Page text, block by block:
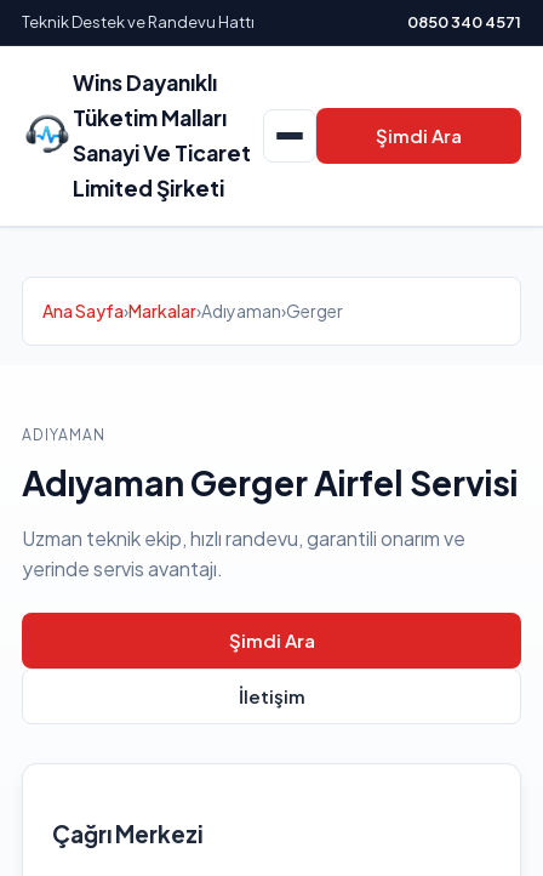
Teknik Destek ve Randevu Hattı 0850 340 4571
Wins Dayanıklı
Tüketim Malları
Sanayi Ve Ticaret
Limited Şirketi
Şimdi Ara
Ana Sayfa›Markalar›Adıyaman›Gerger
ADIYAMAN
Adıyaman Gerger Airfel Servisi
Uzman teknik ekip, hızlı randevu, garantili onarım ve
yerinde servis avantajı.
Şimdi Ara
İletişim
Çağrı Merkezi